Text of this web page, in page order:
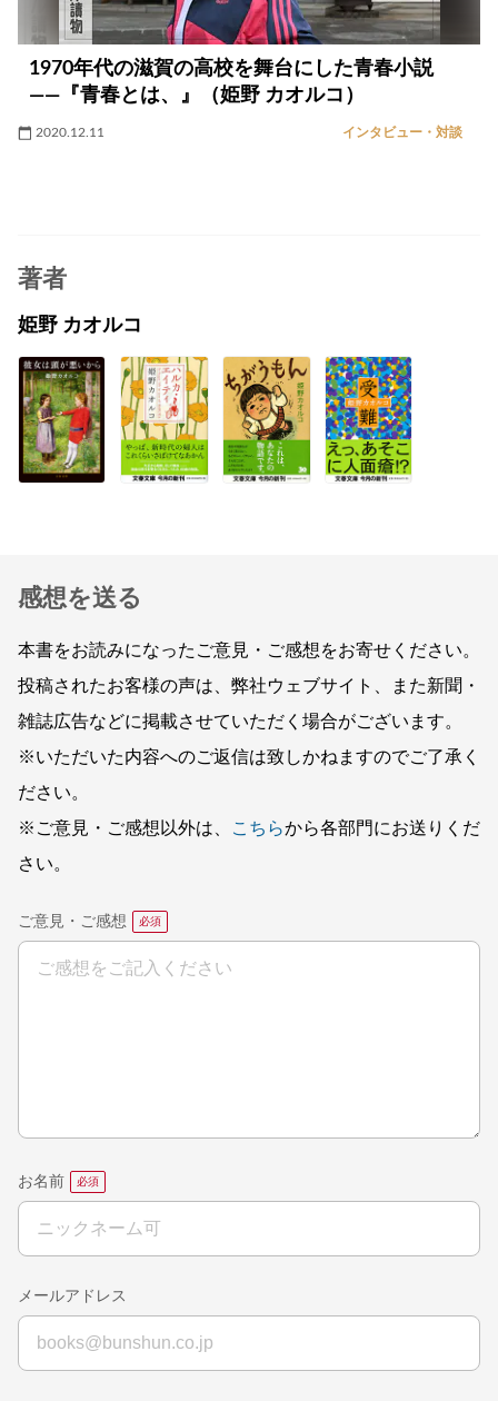
1970年代の滋賀の高校を舞台にした青春小説
――『青春とは、』（姫野 カオルコ）
2020.12.11 インタビュー・対談
著者
姫野 カオルコ
感想を送る
本書をお読みになったご意見・ご感想をお寄せください。
投稿されたお客様の声は、弊社ウェブサイト、また新聞・
雑誌広告などに掲載させていただく場合がございます。
※いただいた内容へのご返信は致しかねますのでご了承く
ださい。
※ご意見・ご感想以外は、
こちらから各部門にお送りくだ
さい。
ご意見・ご感想
お名前
メールアドレス